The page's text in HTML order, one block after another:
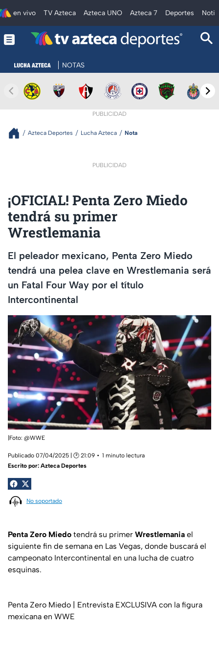
en vivo TV Azteca Azteca UNO Azteca 7 Deportes
NOTAS
PUBLICIDAD
Azteca Deportes Lucha Azteca Nota
PUBLICIDAD
¡OFICIAL! Penta Zero Miedo
tendrá su primer
Wrestlemania
El peleador mexicano, Penta Zero Miedo
tendrá una pelea clave en Wrestlemania será
un Fatal Four Way por el título
Intercontinental
|Foto: @WWE
Publicado 07/04/2025 | 🕑 21:09
1 minuto lectura
Escrito por: Azteca Deportes
No soportado
Penta Zero Miedo tendrá su primer Wrestlemania el
siguiente fin de semana en Las Vegas, donde buscará el
campeonato Intercontinental en una lucha de cuatro
esquinas.
Penta Zero Miedo | Entrevista EXCLUSIVA con la figura
mexicana en WWE